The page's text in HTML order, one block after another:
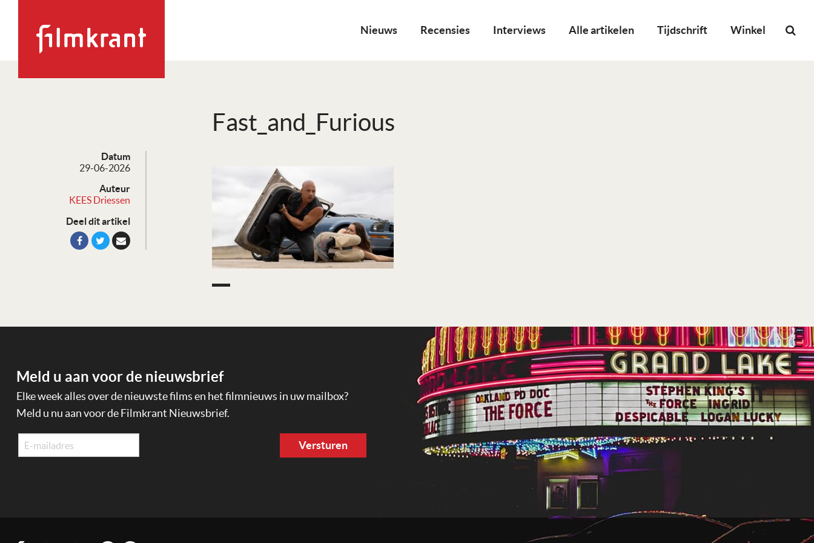
Nieuws Recensies Interviews Alle artikelen Tijdschrift Winkel
Fast_and_Furious
Datum
29-06-2026
Auteur
KEES Driessen
Deel dit artikel
Meld u aan voor de nieuwsbrief
Elke week alles over de nieuwste films en het filmnieuws in uw mailbox?
Meld u nu aan voor de Filmkrant Nieuwsbrief.